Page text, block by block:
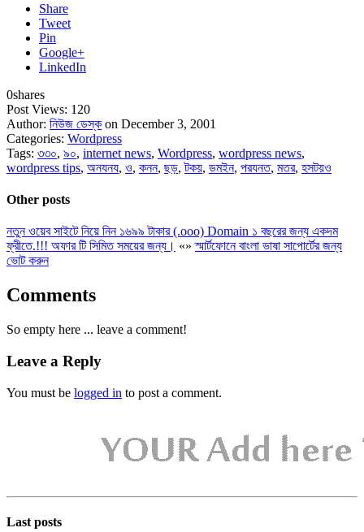
Share
Tweet
Pin
Google+
LinkedIn
0shares
Post Views: 120
Author: নিউজ ডেস্ক on December 3, 2001
Categories: Wordpress
Tags: ৩৩০, ৯০, internet news, Wordpress, wordpress news,
wordpress tips, অনযনয, ও, কনন, ছড়,টকয়, ডমইন, পরযনত, মতর, হসটয়ও
Other posts
নতুন ওয়েব সাইটে নিয়ে নিন ১৬৯৯ টাকার (.ooo) Domain ১ বছরের জন্য একদম
ফ্রীতে.!!! অফার টি সিমিত সময়ের জন্য। «»স্মার্টফোনে বাংলা ভাষা সাপোর্টের জন্য
ভোট করুন
Comments
So empty here ... leave a comment!
Leave a Reply
You must be logged in to post a comment.
Last posts